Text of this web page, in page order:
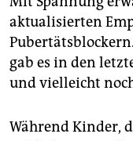
aktualisierten
gab es in den
und vielleicht
Während Kinder,